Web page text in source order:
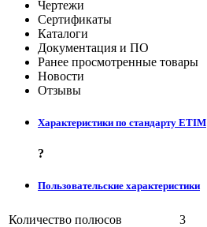
Чертежи
Сертификаты
Каталоги
Документация и ПО
Ранее просмотренные товары
Новости
Отзывы
Характеристики по стандарту ETIM
?
Пользовательские характеристики
Количество полюсов
3